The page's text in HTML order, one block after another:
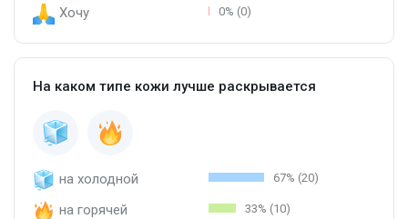
Хочу 0% (0)
На каком типе кожи лучше раскрывается
на холодной 67% (20)
на горячей 33% (10)